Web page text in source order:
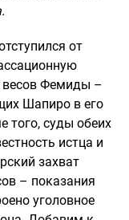
от
весов Фемиды –
Шапиро в его
того, суды обеих
истца и
захват
– показания
уголовное